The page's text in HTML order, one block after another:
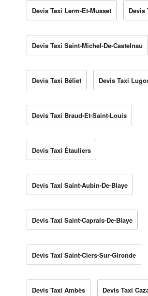
Devis Taxi Lerm-Et-Musset Devis
Devis Taxi Saint-Michel-De-Castelnau
Devis Taxi Béliet Devis Taxi
Devis Taxi Braud-Et-Saint-Louis
Devis Taxi Étauliers
Devis Taxi Saint-Aubin-De-Blaye
Devis Taxi Saint-Caprais-De-Blaye
Devis Taxi Saint-Ciers-Sur-Gironde
Devis Taxi Ambès Devis Taxi